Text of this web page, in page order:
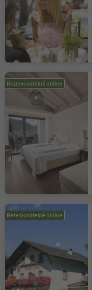
Rezervovatelné online
Rezervovatelné online